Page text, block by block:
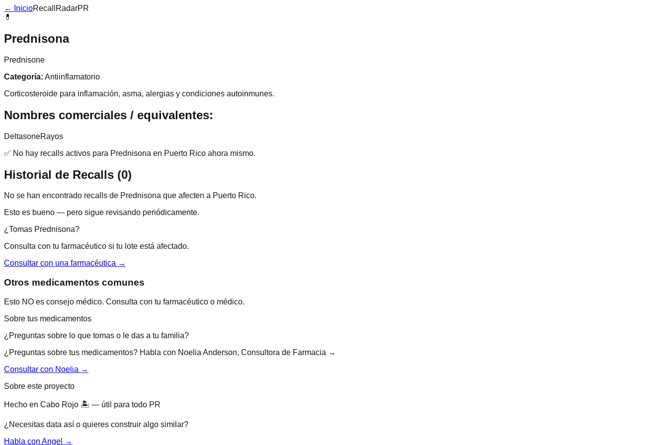
← InicioRecallRadarPR
💊
Prednisona
Prednisone
Categoría: Antiinflamatorio
Corticosteroide para inflamación, asma, alergias y condiciones autoinmunes.
Nombres comerciales / equivalentes:
DeltasoneRayos
✅ No hay recalls activos para Prednisona en Puerto Rico ahora mismo.
Historial de Recalls (0)
No se han encontrado recalls de Prednisona que afecten a Puerto Rico.
Esto es bueno — pero sigue revisando periódicamente.
¿Tomas Prednisona?
Consulta con tu farmacéutico si tu lote está afectado.
Consultar con una farmacéutica →
Otros medicamentos comunes
Esto NO es consejo médico. Consulta con tu farmacéutico o médico.
Sobre tus medicamentos
¿Preguntas sobre lo que tomas o le das a tu familia?
¿Preguntas sobre tus medicamentos? Habla con Noelia Anderson, Consultora de Farmacia →
Consultar con Noelia →
Sobre este proyecto
Hecho en Cabo Rojo 🏝 — útil para todo PR
¿Necesitas data así o quieres construir algo similar?
Habla con Angel →